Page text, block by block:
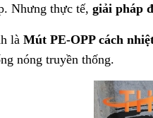
Nhưng thực tế, giải pháp
là Mút PE-OPP cách
nóng truyền thống.